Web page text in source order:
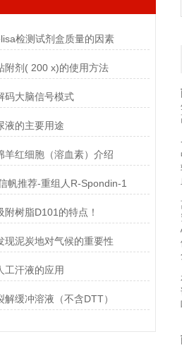
检测试剂盒质量的因素
附剂( 200 x)的使用方法
码大脑信号模式
液的主要用途
羊红细胞（溶血素）介绍
帆推荐-重组人R-Spondin-1
附树脂D101的特点！
现泥炭地对气候的重要性
工汗液的应用
解缓冲溶液（不含DTT）